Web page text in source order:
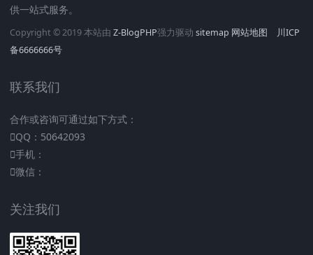
供一站式服务。
Copyright © 2019 本站由 Z-BlogPHP强力驱动 sitemap 网站地图
川ICP
备6666666号
联系我们
合作或咨询可通过如下方式：
QQ：50642093
手机：
微信：
关注我们